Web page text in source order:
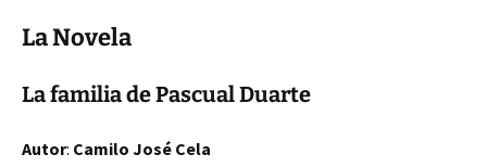
La Novela
La familia de Pascual Duarte
Autor: Camilo José Cela